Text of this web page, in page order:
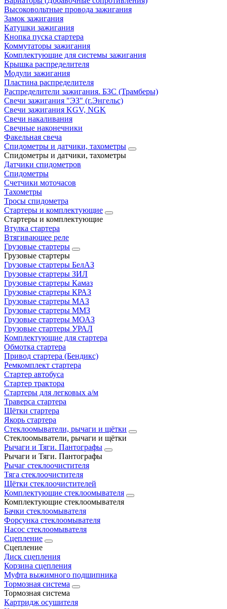
Высоковольтные провода зажигания
Замок зажигания
Катушки зажигания
Кнопка пуска стартера
Коммутаторы зажигания
Комплектующие для системы зажигания
Крышка распределителя
Модули зажигания
Пластина распределителя
Распределители зажигания. БЗС (Трамберы)
Свечи зажигания "ЭЗ" (г.Энгельс)
Свечи зажигания KGV, NGK
Свечи накаливания
Свечные наконечники
Факельная свеча
Спидометры и датчики, тахометры
Спидометры и датчики, тахометры
Датчики спидометров
Спидометры
Счетчики моточасов
Тахометры
Тросы спидометра
Стартеры и комплектующие
Стартеры и комплектующие
Втулка стартера
Втягивающее реле
Грузовые стартеры
Грузовые стартеры
Грузовые стартеры БелАЗ
Грузовые стартеры ЗИЛ
Грузовые стартеры Камаз
Грузовые стартеры КРАЗ
Грузовые стартеры МАЗ
Грузовые стартеры ММЗ
Грузовые стартеры МОАЗ
Грузовые стартеры УРАЛ
Комплектующие для стартера
Обмотка стартера
Привод стартера (Бендикс)
Ремкомплект стартера
Стартер автобуса
Стартер трактора
Стартеры для легковых а/м
Траверса стартера
Щётки стартера
Якорь стартера
Стеклоомыватели, рычаги и щётки
Стеклоомыватели, рычаги и щётки
Рычаги и Тяги. Пантографы
Рычаги и Тяги. Пантографы
Рычаг стеклоочистителя
Тяга стеклоочистителя
Щётки стеклоочистителей
Комплектующие стеклоомывателя
Комплектующие стеклоомывателя
Бачки стеклоомывателя
Форсунка стеклоомывателя
Насос стеклоомывателя
Сцепление
Сцепление
Диск сцепления
Корзина сцепления
Муфта выжимного подшипника
Тормозная система
Тормозная система
Картридж осушителя